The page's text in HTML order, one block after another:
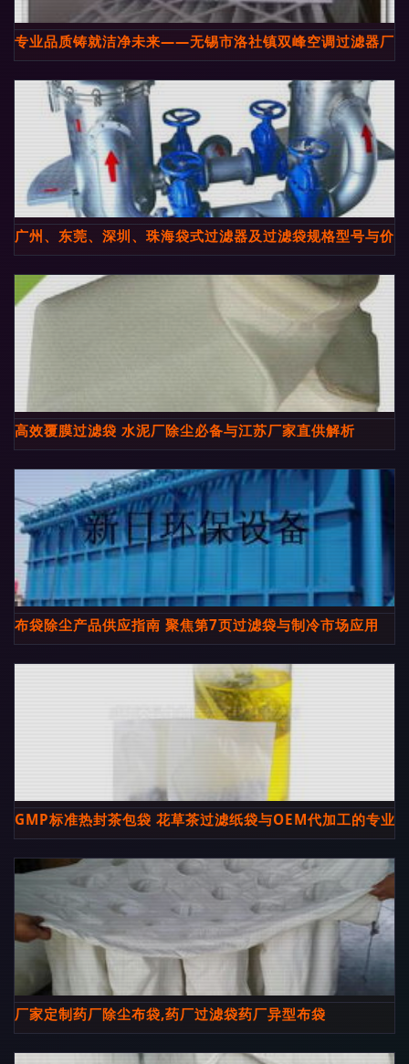
专业品质铸就洁净未来——无锡市洛社镇双峰空调过滤器厂
广州、东莞、深圳、珠海袋式过滤器及过滤袋规格型号与价
高效覆膜过滤袋 水泥厂除尘必备与江苏厂家直供解析
布袋除尘产品供应指南 聚焦第7页过滤袋与制冷市场应用
GMP标准热封茶包袋 花草茶过滤纸袋与OEM代加工的专业
厂家定制药厂除尘布袋,药厂过滤袋药厂异型布袋